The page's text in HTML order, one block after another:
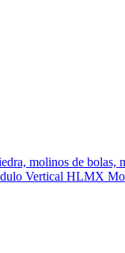
molinos de
Vertical HLMX